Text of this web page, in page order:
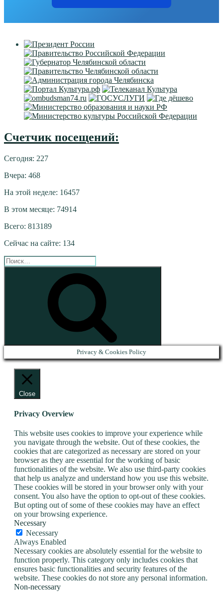
Счетчик посещений:
Сегодня: 227
Вчера: 468
На этой неделе: 16457
В этом месяце: 74914
Всего: 813189
Сейчас на сайте: 134
Искать:
Privacy & Cookies Policy
Close
Privacy Overview
This website uses cookies to improve your experience while
you navigate through the website. Out of these cookies, the
cookies that are categorized as necessary are stored on your
browser as they are essential for the working of basic
functionalities of the website. We also use third-party cookies
that help us analyze and understand how you use this website.
These cookies will be stored in your browser only with your
consent. You also have the option to opt-out of these cookies.
But opting out of some of these cookies may have an effect
on your browsing experience.
Necessary
Necessary
Always Enabled
Necessary cookies are absolutely essential for the website to
function properly. This category only includes cookies that
ensures basic functionalities and security features of the
website. These cookies do not store any personal information.
Non-necessary